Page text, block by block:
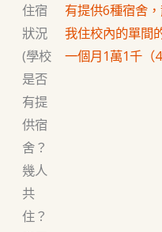
住宿
狀況
(學校
是否
有提
供宿
舍？
幾人
共
住？
有提供6種宿舍
我住校內的單間
一個月1萬1千（